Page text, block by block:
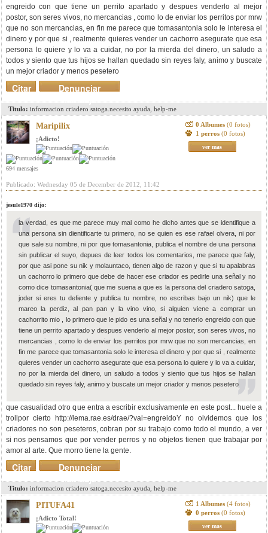
engreido con que tiene un perrito apartado y despues venderlo al mejor
postor, son seres vivos, no mercancias , como lo de enviar los perritos por mrw
que no son mercancias, en fin me parece que tomasantonia solo le interesa el
dinero y por que si , realmente quieres vender un cachorro asegurate que esa
persona lo quiere y lo va a cuidar, no por la mierda del dinero, un saludo a
todos y siento que tus hijos se hallan quedado sin reyes faly, animo y buscate
un mejor criador y menos pesetero
Denunciar
mensaje
Citar
Titulo: informacion criadero satoga.necesito ayuda, help-me
Maripilix
¡Adicto!
694 mensajes
0 Albumes (0 fotos)
1 perros (0 fotos)
ver mas
Publicado: Wednesday 05 de December de 2012, 11:42
jesule1970 dijo:
la verdad, es que me parece muy mal como he dicho antes que se identifique a
una persona sin dientificarte tu primero, no se quien es ese rafael olvera, ni por
que sale su nombre, ni por que tomasantonia, publica el nombre de una persona
sin publicar el suyo, depues de leer todos los comentarios, me parece que faly,
por que asi pone su nik y molauntaco, tienen algo de razon y que si tu apalabras
un cachorro lo primero que debe de hacer ese criador es pedirle una señal y no
como dice tomasantonia( que me suena a que es la persona del criadero satoga,
joder si eres tu defiente y publica tu nombre, no escribas bajo un nik) que le
mareo la perdiz, al pan pan y la vino vino, si alguien viene a comprar un
cachorrito mio , lo primero que le pido es una señal y no tenerlo engreido con que
tiene un perrito apartado y despues venderlo al mejor postor, son seres vivos, no
mercancias , como lo de enviar los perritos por mrw que no son mercancias, en
fin me parece que tomasantonia solo le interesa el dinero y por que si , realmente
quieres vender un cachorro asegurate que esa persona lo quiere y lo va a cuidar,
no por la mierda del dinero, un saludo a todos y siento que tus hijos se hallan
quedado sin reyes faly, animo y buscate un mejor criador y menos pesetero
que casualidad otro que entra a escribir exclusivamente en este post... huele a
trollpor cierto http://lema.rae.es/drae/?val=engreidoY no olvidemos que los
criadores no son peseteros, cobran por su trabajo como todo el mundo, a ver
si nos pensamos que por vender perros y no objetos tienen que trabajar por
amor al arte. Que morro tiene la gente.
Denunciar
mensaje
Citar
Titulo: informacion criadero satoga.necesito ayuda, help-me
PITUFA41
¡Adicto Total!
1 Albumes (4 fotos)
0 perros (0 fotos)
ver mas